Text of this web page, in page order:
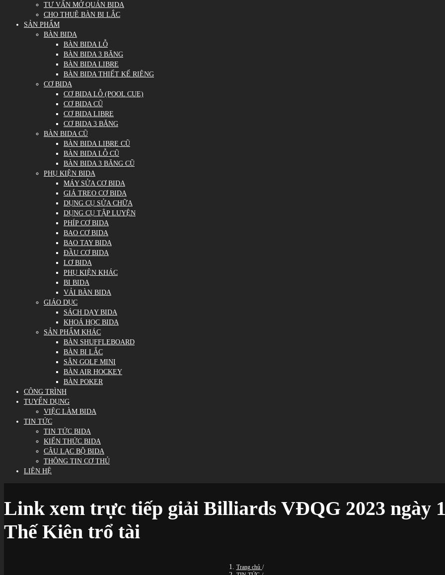
TƯ VẤN MỞ QUÁN BIDA
CHO THUÊ BÀN BI LẮC
SẢN PHẨM
BÀN BIDA
BÀN BIDA LỖ
BÀN BIDA 3 BĂNG
BÀN BIDA LIBRE
BÀN BIDA THIẾT KẾ RIÊNG
CƠ BIDA
CƠ BIDA LỖ (POOL CUE)
CƠ BIDA CŨ
CƠ BIDA LIBRE
CƠ BIDA 3 BĂNG
BÀN BIDA CŨ
BÀN BIDA LIBRE CŨ
BÀN BIDA LỖ CŨ
BÀN BIDA 3 BĂNG CŨ
PHỤ KIỆN BIDA
MÁY SỬA CƠ BIDA
GIÁ TREO CƠ BIDA
DỤNG CỤ SỬA CHỮA
DỤNG CỤ TẬP LUYỆN
PHÍP CƠ BIDA
BAO CƠ BIDA
BAO TAY BIDA
ĐẦU CƠ BIDA
LƠ BIDA
PHỤ KIỆN KHÁC
BI BIDA
VẢI BÀN BIDA
GIÁO DỤC
SÁCH DẠY BIDA
KHOÁ HỌC BIDA
SẢN PHẨM KHÁC
BÀN SHUFFLEBOARD
BÀN BI LẮC
SÂN GOLF MINI
BÀN AIR HOCKEY
BÀN POKER
CÔNG TRÌNH
TUYỂN DỤNG
VIỆC LÀM BIDA
TIN TỨC
TIN TỨC BIDA
KIẾN THỨC BIDA
CÂU LẠC BỘ BIDA
THÔNG TIN CƠ THỦ
LIÊN HỆ
Link xem trực tiếp giải Billiards VĐQG 2023 ngày
Thế Kiên trổ tài
Trang chủ /